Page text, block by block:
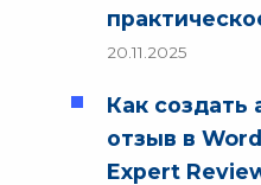
20.11.2025
Как создать
отзыв в
Expert